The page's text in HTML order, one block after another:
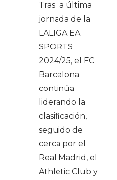
Tras la última
jornada de la
LALIGA EA
SPORTS
2024/25, el FC
Barcelona
continúa
liderando la
clasificación,
seguido de
cerca por el
Real Madrid, el
Athletic Club y